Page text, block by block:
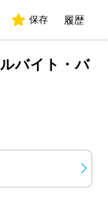
保存 履歴
バイト・バ